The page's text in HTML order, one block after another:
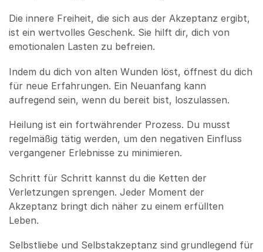
Die innere Freiheit, die sich aus der Akzeptanz ergibt,
ist ein wertvolles Geschenk. Sie hilft dir, dich von
emotionalen Lasten zu befreien.
Indem du dich von alten Wunden löst, öffnest du dich
für neue Erfahrungen. Ein Neuanfang kann
aufregend sein, wenn du bereit bist, loszulassen.
Heilung ist ein fortwährender Prozess. Du musst
regelmäßig tätig werden, um den negativen Einfluss
vergangener Erlebnisse zu minimieren.
Schritt für Schritt kannst du die Ketten der
Verletzungen sprengen. Jeder Moment der
Akzeptanz bringt dich näher zu einem erfüllten
Leben.
Selbstliebe und Selbstakzeptanz sind grundlegend für